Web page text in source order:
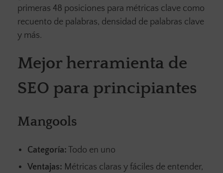
primeras 48 posiciones para métricas clave como
recuento de palabras, densidad de palabras clave
y más.
Mejor herramienta de
SEO para principiantes
Mangools
Categoría: Todo en uno
Ventajas: Métricas claras y fáciles de entender,